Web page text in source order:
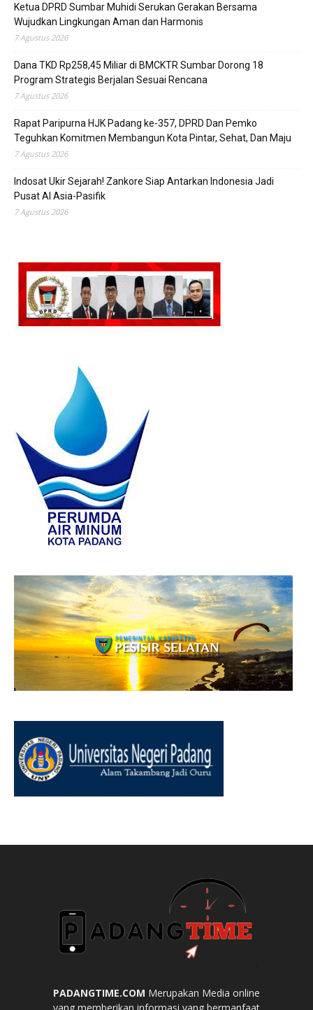
Ketua DPRD Sumbar Muhidi Serukan Gerakan Bersama
Wujudkan Lingkungan Aman dan Harmonis
7 Agustus 2026
Dana TKD Rp258,45 Miliar di BMCKTR Sumbar Dorong 18
Program Strategis Berjalan Sesuai Rencana
7 Agustus 2026
Rapat Paripurna HJK Padang ke-357, DPRD Dan Pemko
Teguhkan Komitmen Membangun Kota Pintar, Sehat, Dan Maju
7 Agustus 2026
Indosat Ukir Sejarah! Zankore Siap Antarkan Indonesia Jadi
Pusat AI Asia-Pasifik
7 Agustus 2026
PADANGTIME.COM Merupakan Media online